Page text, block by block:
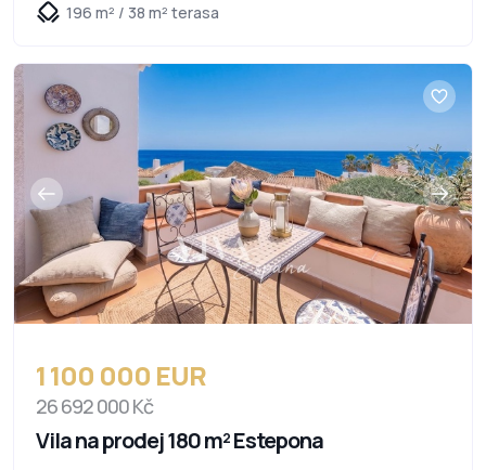
196 m² / 38 m² terasa
1 100 000 EUR
26 692 000 Kč
Vila na prodej 180 m² Estepona